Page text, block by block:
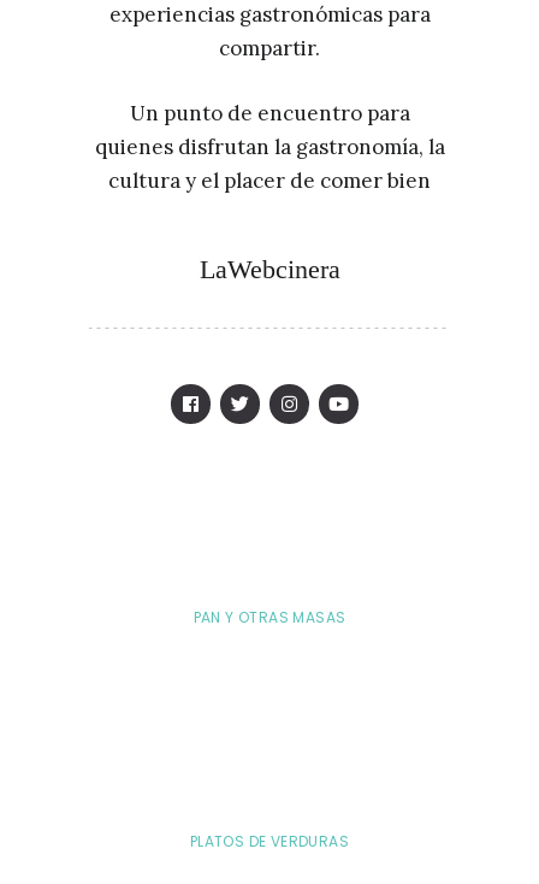
experiencias gastronómicas para
compartir.
Un punto de encuentro para
quienes disfrutan la gastronomía, la
cultura y el placer de comer bien
LaWebcinera
PAN Y OTRAS MASAS
PLATOS DE VERDURAS